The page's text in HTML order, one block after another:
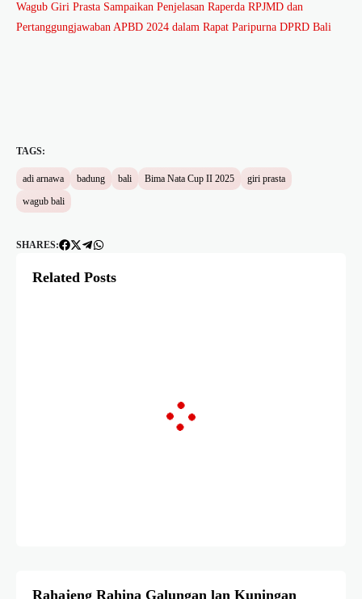
Wagub Giri Prasta Sampaikan Penjelasan Raperda RPJMD dan
Pertanggungjawaban APBD 2024 dalam Rapat Paripurna DPRD Bali
TAGS:
adi arnawa badung bali Bima Nata Cup II 2025
giri prasta
wagub bali
SHARES:
Related Posts
Rahajeng Rahina Galungan lan Kuningan